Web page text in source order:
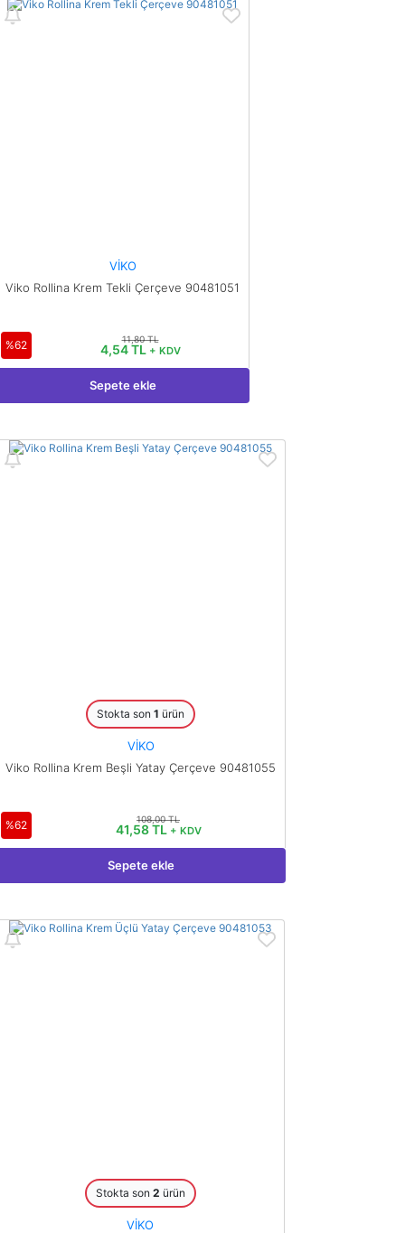
VİKO
Viko Rollina Krem Tekli Çerçeve 90481051
%62 11,80 TL
4,54 TL + KDV
Sepete ekle
Stokta son 1 ürün
VİKO
Viko Rollina Krem Beşli Yatay Çerçeve 90481055
%62 108,00 TL
41,58 TL + KDV
Sepete ekle
Stokta son 2 ürün
VİKO